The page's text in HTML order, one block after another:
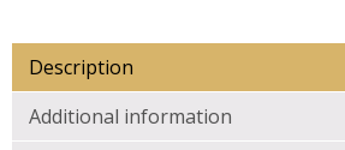
Description
Additional information